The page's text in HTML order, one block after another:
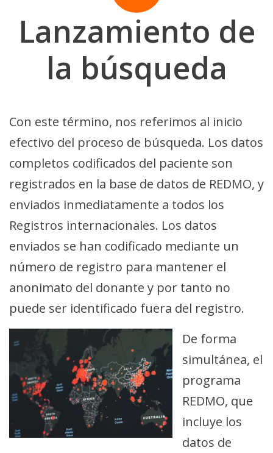
Lanzamiento de
la búsqueda
Con este término, nos referimos al inicio
efectivo del proceso de búsqueda. Los datos
completos codificados del paciente son
registrados en la base de datos de REDMO, y
enviados inmediatamente a todos los
Registros internacionales. Los datos
enviados se han codificado mediante un
número de registro para mantener el
anonimato del donante y por tanto no
puede ser identificado fuera del registro.
De forma
simultánea, el
programa
REDMO, que
incluye los
datos de